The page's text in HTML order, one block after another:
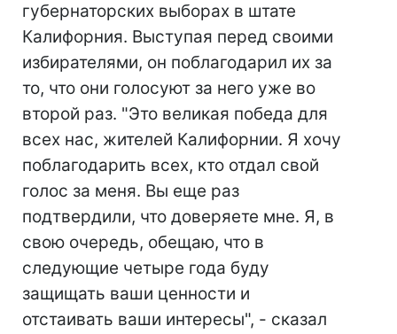
губернаторских выборах в штате
Калифорния. Выступая перед своими
избирателями, он поблагодарил их за
то, что они голосуют за него уже во
второй раз. "Это великая победа для
всех нас, жителей Калифорнии. Я хочу
поблагодарить всех, кто отдал свой
голос за меня. Вы еще раз
подтвердили, что доверяете мне. Я, в
свою очередь, обещаю, что в
следующие четыре года буду
защищать ваши ценности и
отстаивать ваши интересы", - сказал